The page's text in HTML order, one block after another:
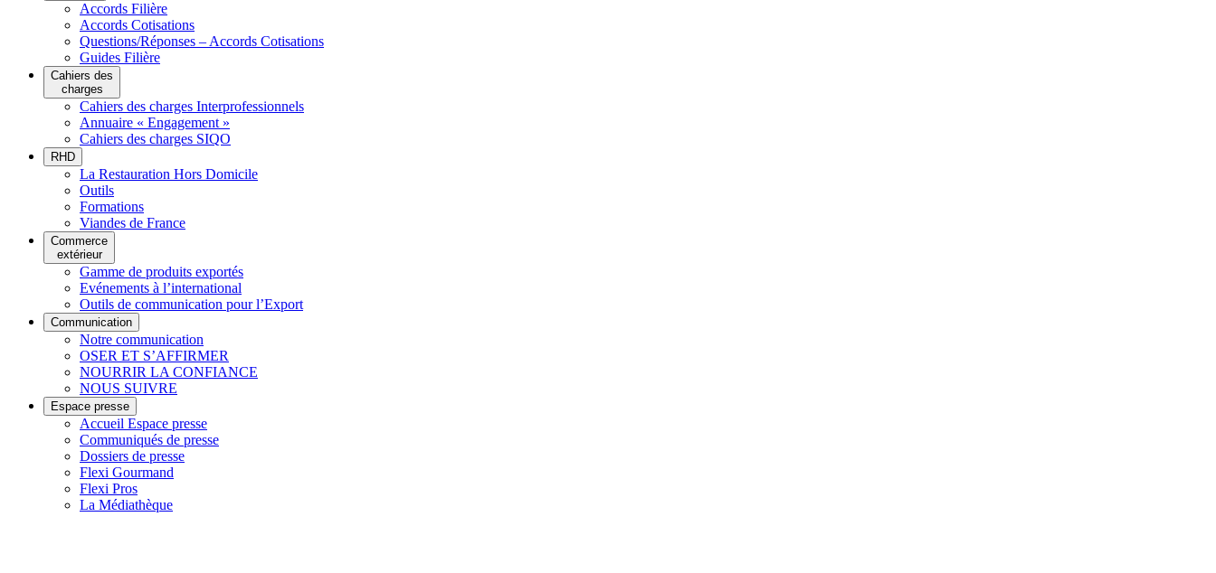
Accords Filière
Accords Cotisations
Questions/Réponses – Accords Cotisations
Guides Filière
Cahiers des
charges
Cahiers des charges Interprofessionnels
Annuaire « Engagement »
Cahiers des charges SIQO
RHD
La Restauration Hors Domicile
Outils
Formations
Viandes de France
Commerce
extérieur
Gamme de produits exportés
Evénements à l’international
Outils de communication pour l’Export
Communication
Notre communication
OSER ET S’AFFIRMER
NOURRIR LA CONFIANCE
NOUS SUIVRE
Espace presse
Accueil Espace presse
Communiqués de presse
Dossiers de presse
Flexi Gourmand
Flexi Pros
La Médiathèque